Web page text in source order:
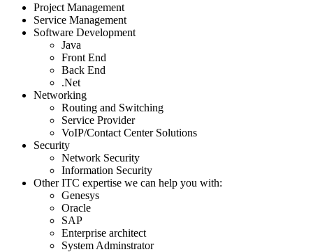
Project Management
Service Management
Software Development
Java
Front End
Back End
.Net
Networking
Routing and Switching
Service Provider
VoIP/Contact Center Solutions
Security
Network Security
Information Security
Other ITC expertise we can help you with:
Genesys
Oracle
SAP
Enterprise architect
System Adminstrator